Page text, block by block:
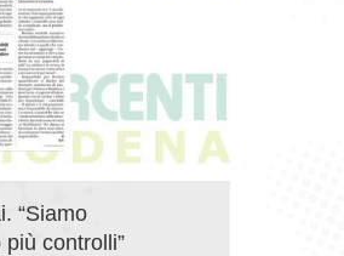
“Siamo
controlli”